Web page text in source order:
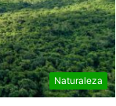
Naturaleza